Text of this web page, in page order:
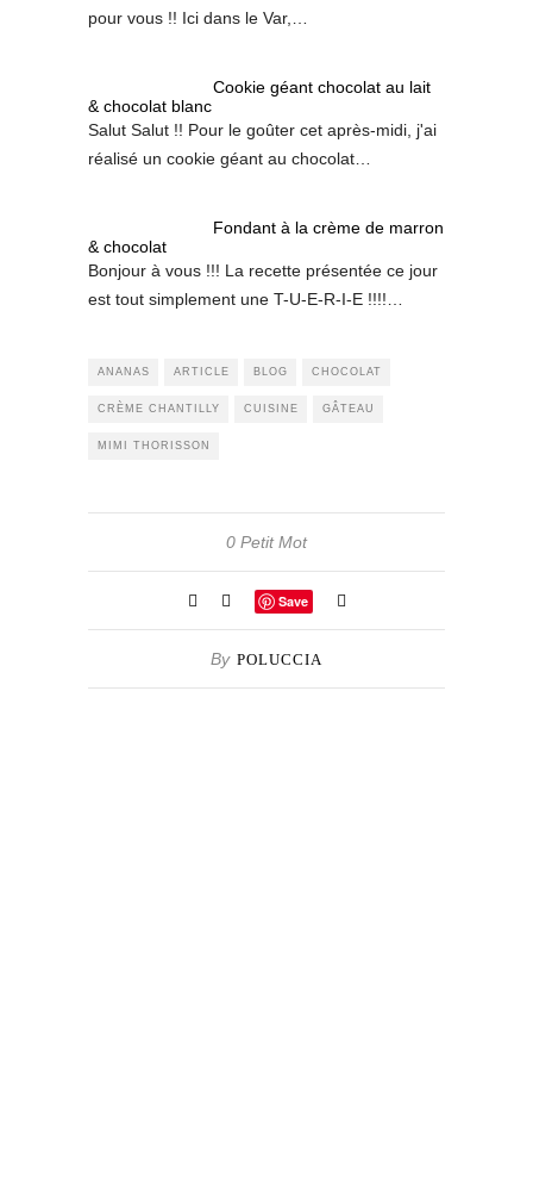
pour vous !! Ici dans le Var,…
Cookie géant chocolat au lait
& chocolat blanc
Salut Salut !! Pour le goûter cet après-midi, j'ai
réalisé un cookie géant au chocolat…
Fondant à la crème de marron
& chocolat
Bonjour à vous !!! La recette présentée ce jour
est tout simplement une T-U-E-R-I-E !!!!…
ANANAS ARTICLE BLOG CHOCOLAT
CRÈME CHANTILLY CUISINE GÂTEAU
MIMI THORISSON
0 Petit Mot
Save
By POLUCCIA